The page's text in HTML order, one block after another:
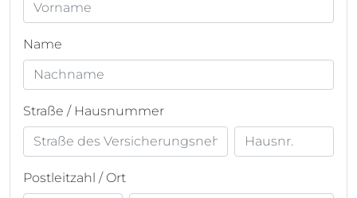
Name
Straße / Hausnummer
Postleitzahl / Ort